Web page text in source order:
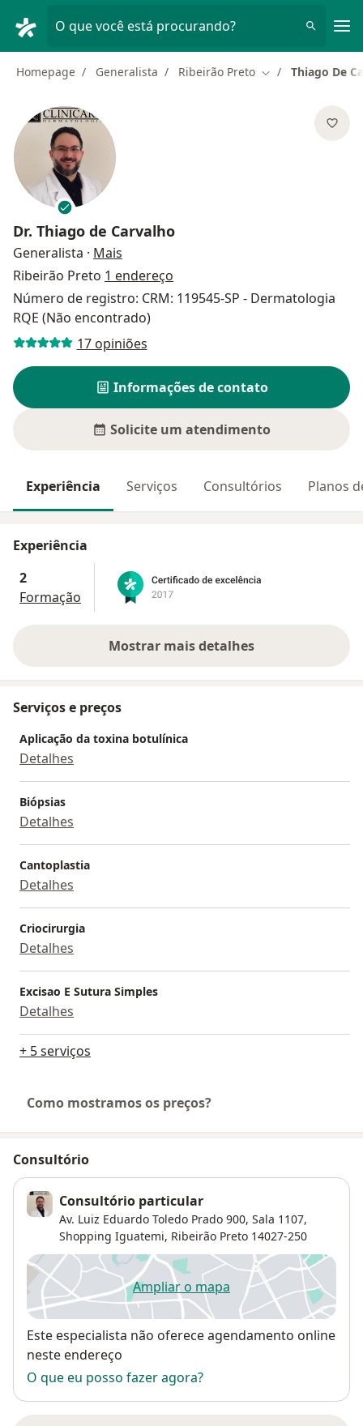
O que você está procurando?
Homepage Generalista Ribeirão Preto Mudar de cidade
Thiago De
Dr. Thiago de Carvalho
Generalista · Mais
Ribeirão Preto 1 endereço
Número de registro: CRM: 119545-SP - Dermatologia
RQE (Não encontrado)
17 opiniões
Informações de contato
Solicite um atendimento
Experiência Serviços Consultórios Planos
Experiência
2
Formação
Mostrar mais detalhes
sobre a experiência
Serviços e preços
Aplicação da toxina botulínica
Detalhes
Biópsias
Detalhes
Cantoplastia
Detalhes
Criocirurgia
Detalhes
Excisao E Sutura Simples
Detalhes
+ 5 serviços
Como mostramos os preços?
Consultório
Consultório particular
Av. Luiz Eduardo Toledo Prado 900, Sala 1107,
Shopping Iguatemi, Ribeirão Preto 14027-250
Ampliar o mapaabre num novo separador
Disponibilidade
Este especialista não oferece agendamento online
neste endereço
O que eu posso fazer agora?